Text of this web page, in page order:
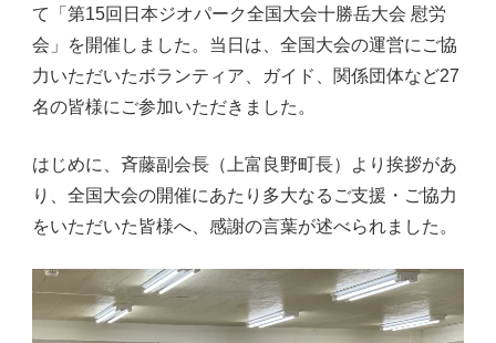
て「第15回日本ジオパーク全国大会十勝岳大会 慰労
会」を開催しました。当日は、全国大会の運営にご協
力いただいたボランティア、ガイド、関係団体など27
名の皆様にご参加いただきました。
はじめに、斉藤副会長（上富良野町長）より挨拶があ
り、全国大会の開催にあたり多大なるご支援・ご協力
をいただいた皆様へ、感謝の言葉が述べられました。